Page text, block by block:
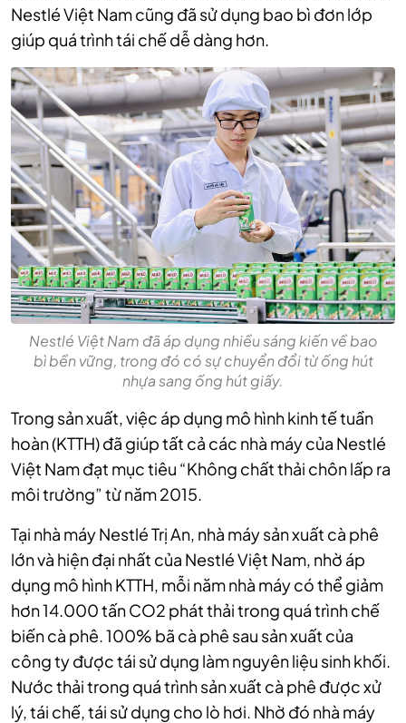
Nestlé Việt Nam cũng đã sử dụng bao bì đơn lớp
giúp quá trình tái chế dễ dàng hơn.
Nestlé Việt Nam đã áp dụng nhiều sáng kiến về bao
bì bền vững, trong đó có sự chuyển đổi từ ống hút
nhựa sang ống hút giấy.
Trong sản xuất, việc áp dụng mô hình kinh tế tuần
hoàn (KTTH) đã giúp tất cả các nhà máy của Nestlé
Việt Nam đạt mục tiêu “Không chất thải chôn lấp ra
môi trường” từ năm 2015.
Tại nhà máy Nestlé Trị An, nhà máy sản xuất cà phê
lớn và hiện đại nhất của Nestlé Việt Nam, nhờ áp
dụng mô hình KTTH, mỗi năm nhà máy có thể giảm
hơn 14.000 tấn CO2 phát thải trong quá trình chế
biến cà phê. 100% bã cà phê sau sản xuất của
công ty được tái sử dụng làm nguyên liệu sinh khối.
Nước thải trong quá trình sản xuất cà phê được xử
lý, tái chế, tái sử dụng cho lò hơi. Nhờ đó nhà máy